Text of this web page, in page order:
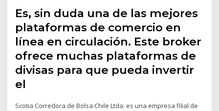
Es, sin duda una de las mejores
plataformas de comercio en
línea en circulación. Este broker
ofrece muchas plataformas de
divisas para que pueda invertir
el
Scotia Corredora de Bolsa Chile Ltda. es una empresa filial de